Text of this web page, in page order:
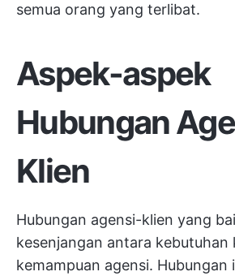
semua orang yang terlibat.
Aspek-aspek
Hubungan
Klien
Hubungan agensi-klien yang
kesenjangan antara kebutuhan
kemampuan agensi. Hubungan